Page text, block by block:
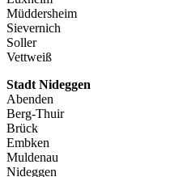
Müddersheim
Sievernich
Soller
Vettweiß
Stadt Nideggen
Abenden
Berg-Thuir
Brück
Embken
Muldenau
Nideggen